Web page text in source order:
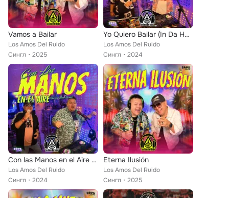
Vamos a Bailar
Los Amos Del Ruido
Сингл
2025
Yo Quiero Bailar (In Da House) (En Vivo)
Los Amos Del Ruido
Сингл
2024
Con las Manos en el Aire (In Da House) (En Vivo)
Los Amos Del Ruido
Сингл
2024
Eterna Ilusión
Los Amos Del Ruido
Сингл
2025